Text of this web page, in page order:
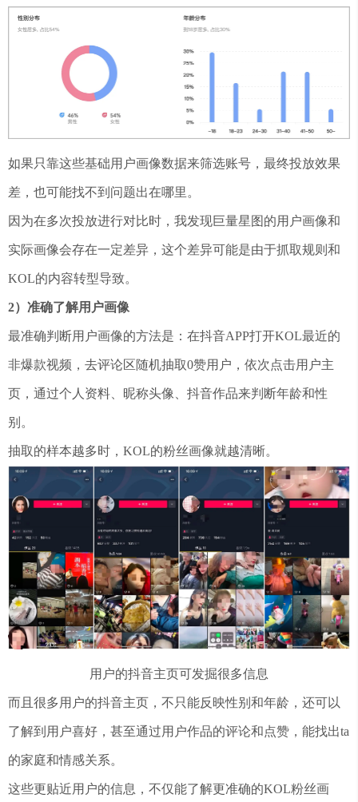
如果只靠这些基础用户画像数据来筛选账号，最终投放效果
差，也可能找不到问题出在哪里。
因为在多次投放进行对比时，我发现巨量星图的用户画像和
实际画像会存在一定差异，这个差异可能是由于抓取规则和
KOL的内容转型导致。
2）准确了解用户画像
最准确判断用户画像的方法是：在抖音APP打开KOL最近的
非爆款视频，去评论区随机抽取0赞用户，依次点击用户主
页，通过个人资料、昵称头像、抖音作品来判断年龄和性
别。
抽取的样本越多时，KOL的粉丝画像就越清晰。
用户的抖音主页可发掘很多信息
而且很多用户的抖音主页，不只能反映性别和年龄，还可以
了解到用户喜好，甚至通过用户作品的评论和点赞，能找出ta
的家庭和情感关系。
这些更贴近用户的信息，不仅能了解更准确的KOL粉丝画